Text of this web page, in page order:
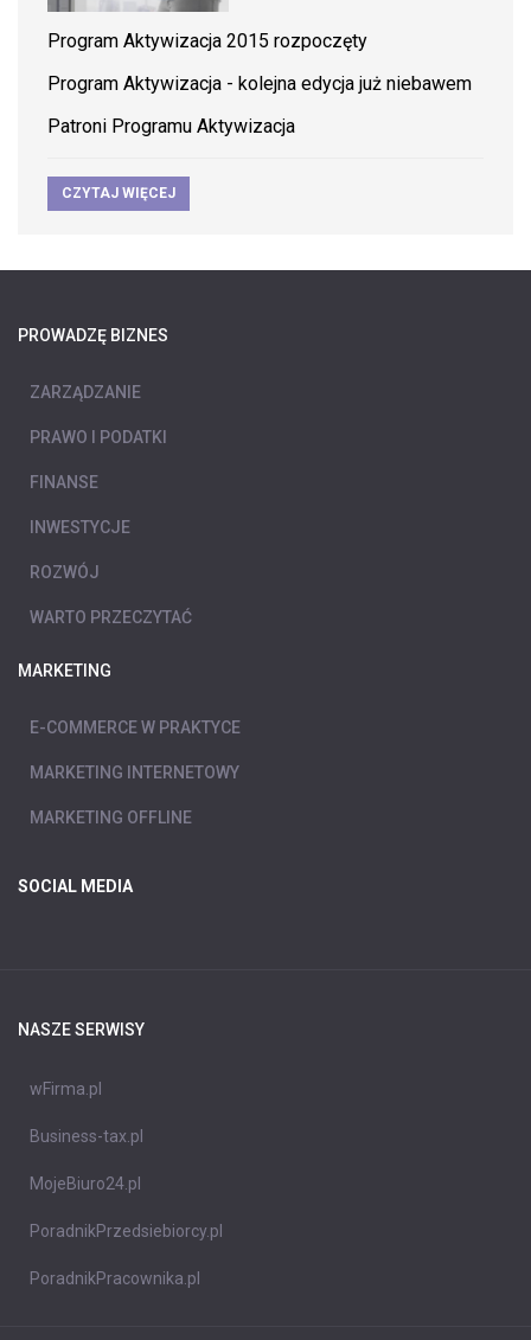
Program Aktywizacja 2015 rozpoczęty
Program Aktywizacja - kolejna edycja już niebawem
Patroni Programu Aktywizacja
CZYTAJ WIĘCEJ
PROWADZĘ BIZNES
ZARZĄDZANIE
PRAWO I PODATKI
FINANSE
INWESTYCJE
ROZWÓJ
WARTO PRZECZYTAĆ
MARKETING
E-COMMERCE W PRAKTYCE
MARKETING INTERNETOWY
MARKETING OFFLINE
SOCIAL MEDIA
NASZE SERWISY
wFirma.pl
Business-tax.pl
MojeBiuro24.pl
PoradnikPrzedsiebiorcy.pl
PoradnikPracownika.pl